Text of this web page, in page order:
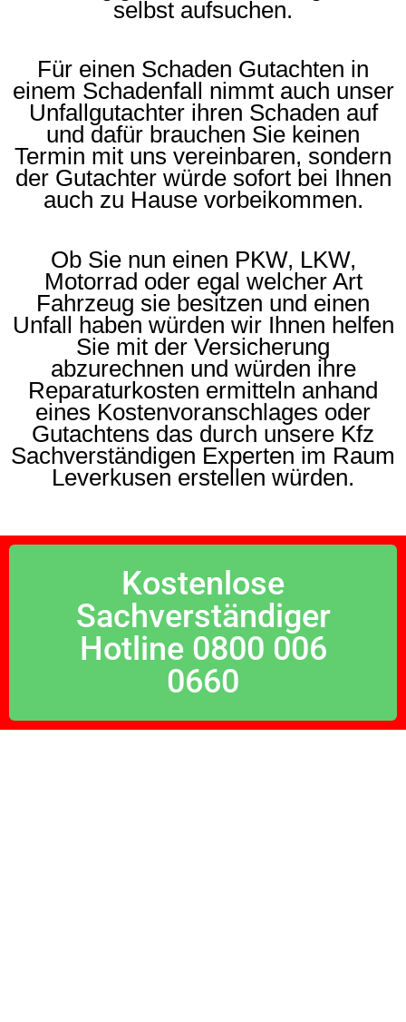
selbst aufsuchen.
Für einen Schaden Gutachten in
einem Schadenfall nimmt auch unser
Unfallgutachter ihren Schaden auf
und dafür brauchen Sie keinen
Termin mit uns vereinbaren, sondern
der Gutachter würde sofort bei Ihnen
auch zu Hause vorbeikommen.
Ob Sie nun einen PKW, LKW,
Motorrad oder egal welcher Art
Fahrzeug sie besitzen und einen
Unfall haben würden wir Ihnen helfen
Sie mit der Versicherung
abzurechnen und würden ihre
Reparaturkosten ermitteln anhand
eines Kostenvoranschlages oder
Gutachtens das durch unsere Kfz
Sachverständigen Experten im Raum
Leverkusen erstellen würden.
Kostenlose
Sachverständiger
Hotline 0800 006
0660